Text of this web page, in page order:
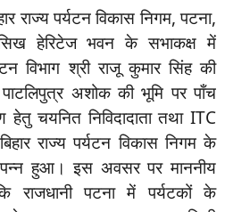
राज्य पर्यटन विकास निगम, पटना,
सिख हेरिटेज भवन के सभाकक्ष में
विभाग श्री राजू कुमार सिंह की
अशोक की भूमि पर पाँच
हेतु चयनित निविदादाता तथा ITC
राज्य पर्यटन विकास निगम के
हुआ। इस अवसर पर माननीय
राजधानी पटना में पर्यटकों के